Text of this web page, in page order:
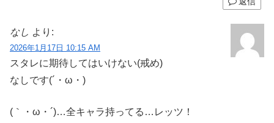
なし より:
2026年1月17日 10:15 AM
スタレに期待してはいけない(戒め)
なしです(´・ω・)
(｀・ω・´)…全キャラ持ってる…レッツ！